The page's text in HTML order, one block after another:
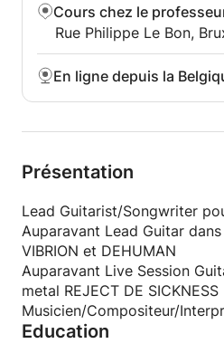
pour chaque information,
d'accords, formules de
Il peut être parfois
pendant le cours, de vidéos
YouTube, etc...
Il y a également un soutien
Le genre de musique que
sera le point central du
particulièrement orienté en
métal / rock et de musique
de jeu, je suis une oreille
beaucoup de choses très
L'écriture de la musique et le
deux domaines dans lesquels
élément et qui me permettent
transversalement dans les
Cours chez le
Rue Philippe Le Bon,
En ligne depuis la
Présentation
Lead Guitarist/Songwriter
Auparavant Lead Guitar
VIBRION et DEHUMAN
Auparavant Live Session
metal REJECT DE SICKNESS
Musicien/Compositeur/
Education